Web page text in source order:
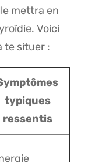
mettra en
Voici
te situer :
typiques
ressentis